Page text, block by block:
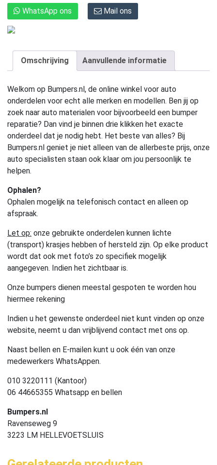
WhatsApp ons Mail ons
Omschrijving Aanvullende informatie
Welkom op Bumpers.nl, de online winkel voor auto
onderdelen voor echt alle merken en modellen. Ben jij op
zoek naar auto materialen voor bijvoorbeeld een bumper
reparatie? Dan vind je binnen drie klikken het exacte
onderdeel dat je nodig hebt. Het beste van alles? Bij
Bumpers.nl geniet je niet alleen van de allerbeste prijs, onze
auto specialisten staan ook klaar om jou persoonlijk te
helpen.
Ophalen?
Ophalen mogelijk na telefonisch contact en alleen op
afspraak.
Let op: onze gebruikte onderdelen kunnen lichte
(transport) krasjes hebben of hersteld zijn. Op elke product
wordt dat ook met foto’s zo specifiek mogelijk
aangegeven. Indien het zichtbaar is.
Onze bumpers dienen meestal gespoten te worden hou
hiermee rekening
Indien u het gewenste onderdeel niet kunt vinden op onze
website, neemt u dan vrijblijvend contact met ons op.
Naast bellen en E-mailen kunt u ook één van onze
medewerkers WhatsAppen.
010 3220111 (Kantoor)
06 44665355 Whatsapp en bellen
Bumpers.nl
Ravenseweg 9
3223 LM HELLEVOETSLUIS